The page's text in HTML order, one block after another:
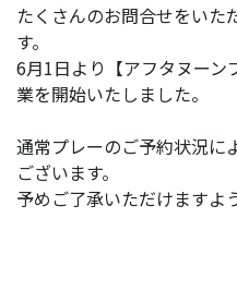
たくさんのお問合せをいた
す。
6月1日より【アフタヌーン
業を開始いたしました。
通常プレーのご予約状況に
ございます。
予めご了承いただけますよ